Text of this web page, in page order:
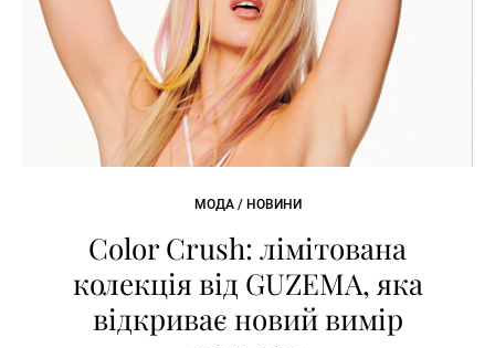
МОДА / НОВИНИ
Color Crush: лімітована
колекція від GUZEMA, яка
відкриває новий вимір